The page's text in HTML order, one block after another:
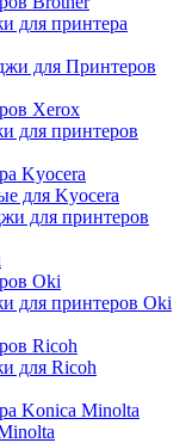
для принтера
для Принтеров
Xerox
для принтеров
Kyocera
для Kyocera
для принтеров
Oki
для принтеров Oki
Ricoh
для Ricoh
Konica Minolta